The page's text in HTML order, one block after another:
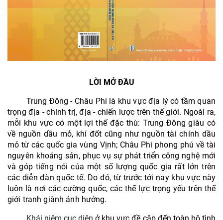
LỜI MỞ ĐẦU
Trung Đông - Châu Phi là khu vực địa lý có tầm quan
trọng địa - chính trị, địa - chiến lược trên thế giới. Ngoài ra,
mỗi khu vực có một lợi thế đặc thù: Trung Đông giàu có
về nguồn dầu mỏ, khí đốt cũng như nguồn tài chính dầu
mỏ từ các quốc gia vùng Vịnh; Châu Phi phong phú về tài
nguyên khoáng sản, phục vụ sự phát triển công nghệ mới
và góp tiếng nói của một số lượng quốc gia rất lớn trên
các diễn đàn quốc tế. Do đó, từ trước tới nay khu vực này
luôn là nơi các cường quốc, các thế lực trọng yếu trên thế
giới tranh giành ảnh hưởng.